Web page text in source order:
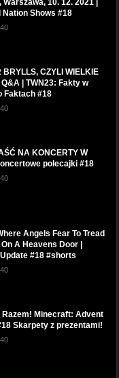
Warszawa, 10. 12. 2021 |
Shows #18
BRYLLS, CZYLI WIELKIE
Q&A | TWN23: Fakty w
Faktach #18
NA KONCERTY W
polecajki #18
Angels Fear To Tread
A Heavens Door |
#18 #shorts
Razem! Minecraft: Advent
Skarpety z prezentami!